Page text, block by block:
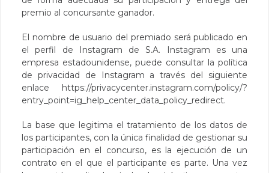
premio al concursante ganador.
El nombre de usuario del premiado será publicado en
el perfil de Instagram de S.A. Instagram es una
empresa estadounidense, puede consultar la política
de privacidad de Instagram a través del siguiente
enlace https://privacycenter.instagram.com/policy/?
entry_point=ig_help_center_data_policy_redirect.
La base que legitima el tratamiento de los datos de
los participantes, con la única finalidad de gestionar su
participación en el concurso, es la ejecución de un
contrato en el que el participante es parte. Una vez